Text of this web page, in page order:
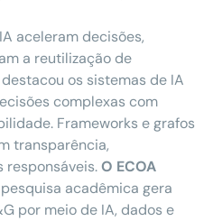
aceleram decisões,
a reutilização de
destacou os sistemas de IA
complexas com
Frameworks e grafos
transparência,
responsáveis.O ECOA
acadêmica gera
por meio de IA, dados e